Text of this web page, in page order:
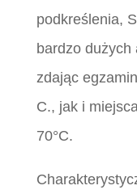
podkreślenia,
bardzo dużych
zdając
C., jak i
70°C.